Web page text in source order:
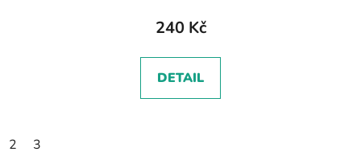
240 Kč
DETAIL
2 3